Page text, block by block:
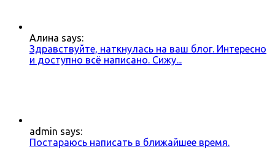
Алина says:
Здравствуйте, наткнулась на ваш блог. Интересно
и доступно всё написано. Сижу...
admin says:
Постараюсь написать в ближайшее время.